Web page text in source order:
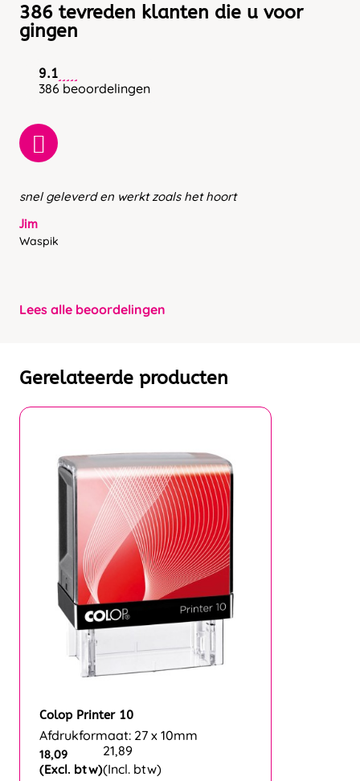
386 tevreden klanten die u voor
gingen
9.1
386 beoordelingen
snel geleverd en werkt zoals het hoort
Jim
Waspik
Lees alle beoordelingen
Gerelateerde producten
Colop Printer 10
Afdrukformaat: 27 x 10mm
18,09
(Excl. btw)
21,89
(Incl. btw)